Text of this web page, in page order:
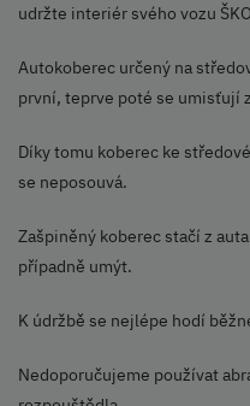
udržte interiér svého vozu
Autokoberec určený na
první, teprve poté se umisťují
Díky tomu koberec ke
se neposouvá.
Zašpiněný koberec stačí z
případně umýt.
K údržbě se nejlépe hodí
Nedoporučujeme používat